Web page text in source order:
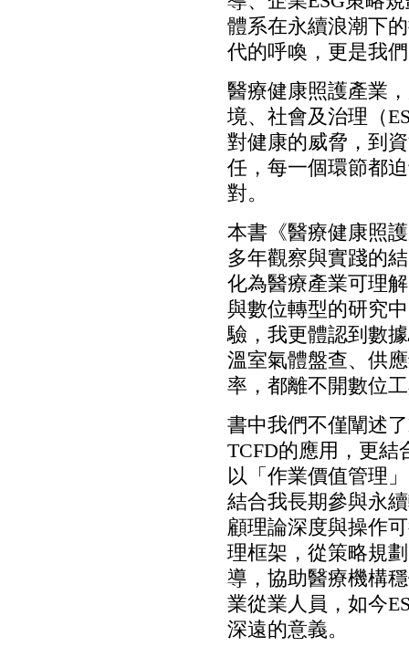
體系在永續浪潮下
代的呼喚，更是我
醫療健康照護產業
境、社會及治理（
對健康的威脅，到
任，每一個環節都
對。
本書《醫療健康照
多年觀察與實踐的
化為醫療產業可理
與數位轉型的研究
驗，我更體認到數
溫室氣體盤查、供
率，都離不開數位
書中我們不僅闡述
TCFD的應用，更結
以「作業價值管理
結合我長期參與永
顧理論深度與操作
理框架，從策略規
導，協助醫療機構
業從業人員，如今
深遠的意義。